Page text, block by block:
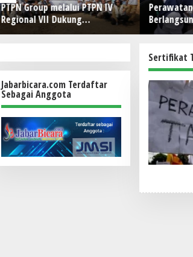
PTPN Group melalui PTPN IV
Regional VII Dukung
Peningkatan Kompetensi
Kanan
Jabarbicara.com Terdaftar
Sebagai Anggota
Sertifikat